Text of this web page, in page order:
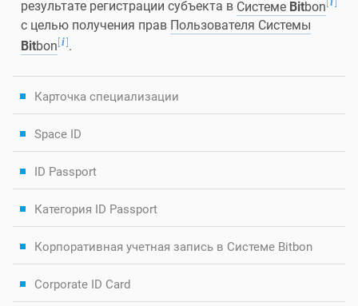
результате регистрации субъекта в Системе Bitbon
с целью получения прав Пользователя Системы
Bitbon[i].
Карточка специализации
Space ID
ID Passport
Категория ID Passport
Корпоративная учетная запись в Системе Bitbon
Corporate ID Card